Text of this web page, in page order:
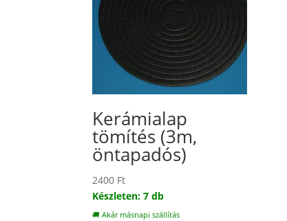
Kerámialap
tömítés (3m,
öntapadós)
2400 Ft
Készleten: 7 db
🚚 Akár másnapi szállítás